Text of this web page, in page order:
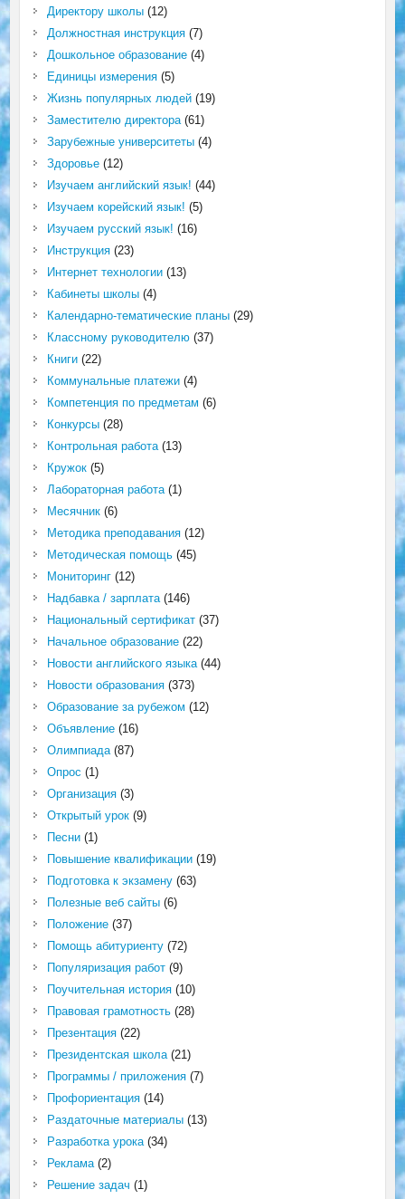
Директору школы(12)
Должностная инструкция(7)
Дошкольное образование(4)
Единицы измерения(5)
Жизнь популярных людей(19)
Заместителю директора(61)
Зарубежные университеты(4)
Здоровье(12)
Изучаем английский язык! (44)
Изучаем корейский язык! (5)
Изучаем русский язык! (16)
Инструкция(23)
Интернет технологии(13)
Кабинеты школы(4)
Календарно-тематические планы(29)
Классному руководителю(37)
Книги(22)
Коммунальные платежи(4)
Компетенция по предметам (6)
Конкурсы(28)
Контрольная работа(13)
Кружок(5)
Лабораторная работа(1)
Месячник(6)
Методика преподавания(12)
Методическая помощь(45)
Мониторинг(12)
Надбавка / зарплата(146)
Национальный сертификат(37)
Начальное образование(22)
Новости английского языка(44)
Новости образования(373)
Образование за рубежом (12)
Объявление(16)
Олимпиада(87)
Опрос (1)
Организация(3)
Открытый урок(9)
Песни(1)
Повышение квалификации(19)
Подготовка к экзамену(63)
Полезные веб сайты(6)
Положение(37)
Помощь абитуриенту(72)
Популяризация работ(9)
Поучительная история(10)
Правовая грамотность(28)
Презентация(22)
Президентская школа(21)
Программы / приложения(7)
Профориентация(14)
Раздаточные материалы(13)
Разработка урока(34)
Реклама(2)
Решение задач (1)